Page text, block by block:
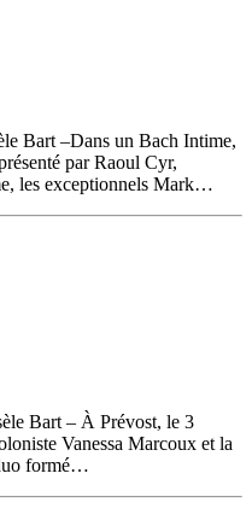
Bart –Dans un Bach Intime,
par Raoul Cyr,
les exceptionnels Mark…
Bart – À Prévost, le 3
Vanessa Marcoux et la
formé…